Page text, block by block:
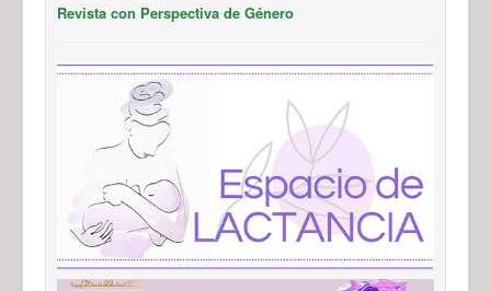
Revista con Perspectiva de Género